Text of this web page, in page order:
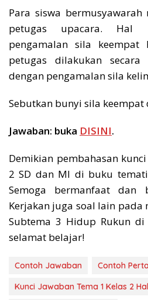
Para siswa
petugas upacara. Hal
pengamalan sila keempat
petugas dilakukan
dengan pengamalan sila
Sebutkan bunyi sila keempat
Jawaban: buka DISINI.
Demikian pembahasan
2 SD dan MI di buku
Semoga bermanfaat dan
Kerjakan juga soal lain
Subtema 3 Hidup Rukun di
selamat belajar!
Contoh Jawaban
Contoh
Kunci Jawaban Tema 1 Kelas 2